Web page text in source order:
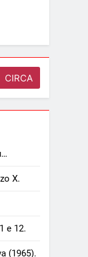
CIRCA
X.
e 12.
(1965).